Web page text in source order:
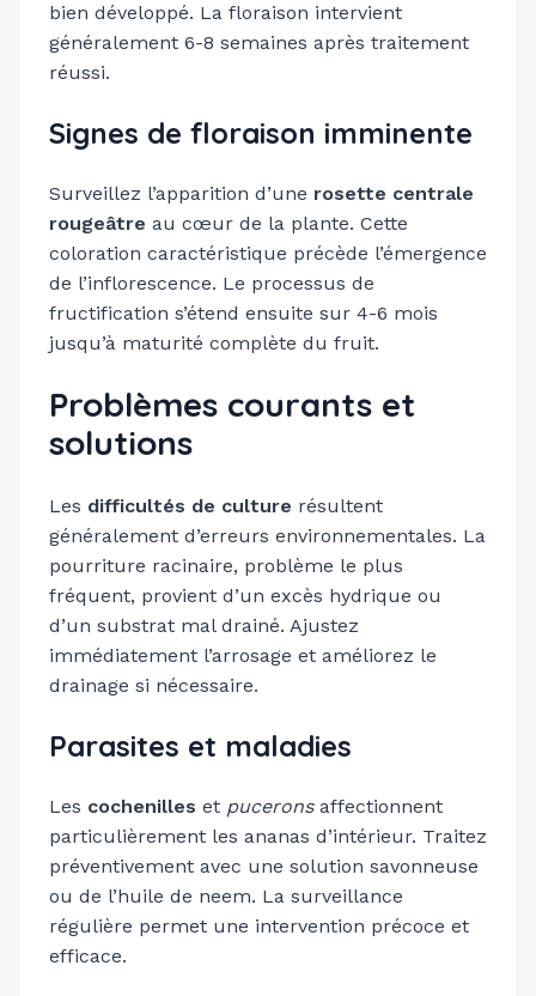
bien développé. La floraison intervient
généralement 6-8 semaines après traitement
réussi.
Signes de floraison imminente
Surveillez l’apparition d’une rosette centrale
rougeâtre au cœur de la plante. Cette
coloration caractéristique précède l’émergence
de l’inflorescence. Le processus de
fructification s’étend ensuite sur 4-6 mois
jusqu’à maturité complète du fruit.
Problèmes courants et
solutions
Les difficultés de culture résultent
généralement d’erreurs environnementales. La
pourriture racinaire, problème le plus
fréquent, provient d’un excès hydrique ou
d’un substrat mal drainé. Ajustez
immédiatement l’arrosage et améliorez le
drainage si nécessaire.
Parasites et maladies
Les cochenilles et puceronsaffectionnent
particulièrement les ananas d’intérieur. Traitez
préventivement avec une solution savonneuse
ou de l’huile de neem. La surveillance
régulière permet une intervention précoce et
efficace.